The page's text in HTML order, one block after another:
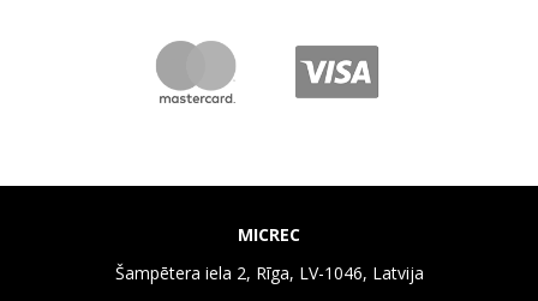
MICREC
Šampētera iela 2, Rīga, LV-1046, Latvija